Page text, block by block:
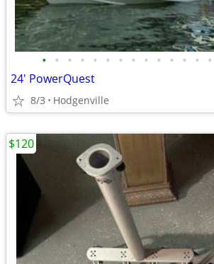
• • • • • • • • • • • • • •
24' PowerQuest
8/3 Hodgenville
$120